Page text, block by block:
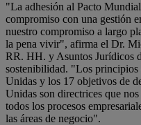
"La adhesión al Pacto
compromiso con una gestión
nuestro compromiso a largo
la pena vivir", afirma el Dr.
RR. HH. y Asuntos Jurídicos
sostenibilidad. "Los
Unidas y los 17 objetivos de
Unidas son directrices que
todos los procesos
las áreas de negocio".